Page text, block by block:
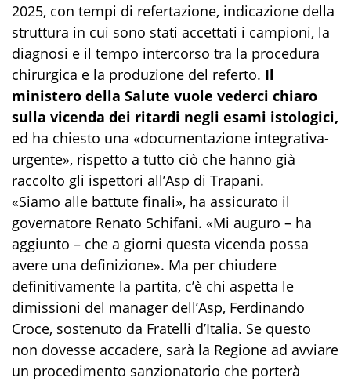
2025, con tempi di refertazione, indicazione della
struttura in cui sono stati accettati i campioni, la
diagnosi e il tempo intercorso tra la procedura
chirurgica e la produzione del referto. Il
ministero della Salute vuole vederci chiaro
sulla vicenda dei ritardi negli esami istologici,
ed ha chiesto una «documentazione integrativa-
urgente», rispetto a tutto ciò che hanno già
raccolto gli ispettori all’Asp di Trapani.
«Siamo alle battute finali», ha assicurato il
governatore Renato Schifani. «Mi auguro – ha
aggiunto – che a giorni questa vicenda possa
avere una definizione». Ma per chiudere
definitivamente la partita, c’è chi aspetta le
dimissioni del manager dell’Asp, Ferdinando
Croce, sostenuto da Fratelli d’Italia. Se questo
non dovesse accadere, sarà la Regione ad avviare
un procedimento sanzionatorio che porterà